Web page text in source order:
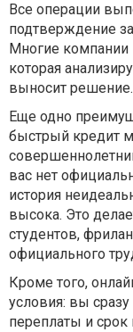
Все операции
подтверждение
Многие компании
которая
выносит решение.
Еще одно
быстрый кредит
вас нет
история
высока. Это
студентов,
официального
Кроме того,
условия: вы
переплаты и срок